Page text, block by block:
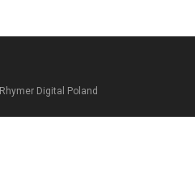
Rhymer Digital Poland